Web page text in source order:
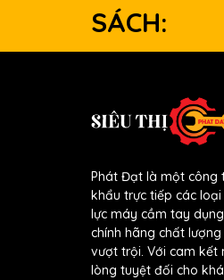
SÁCH:
Phát Đạt là một công
khẩu trực tiếp các
lực máy cầm tay
chính hãng chất
vượt trội. Với cam kết
lòng tuyệt đối cho